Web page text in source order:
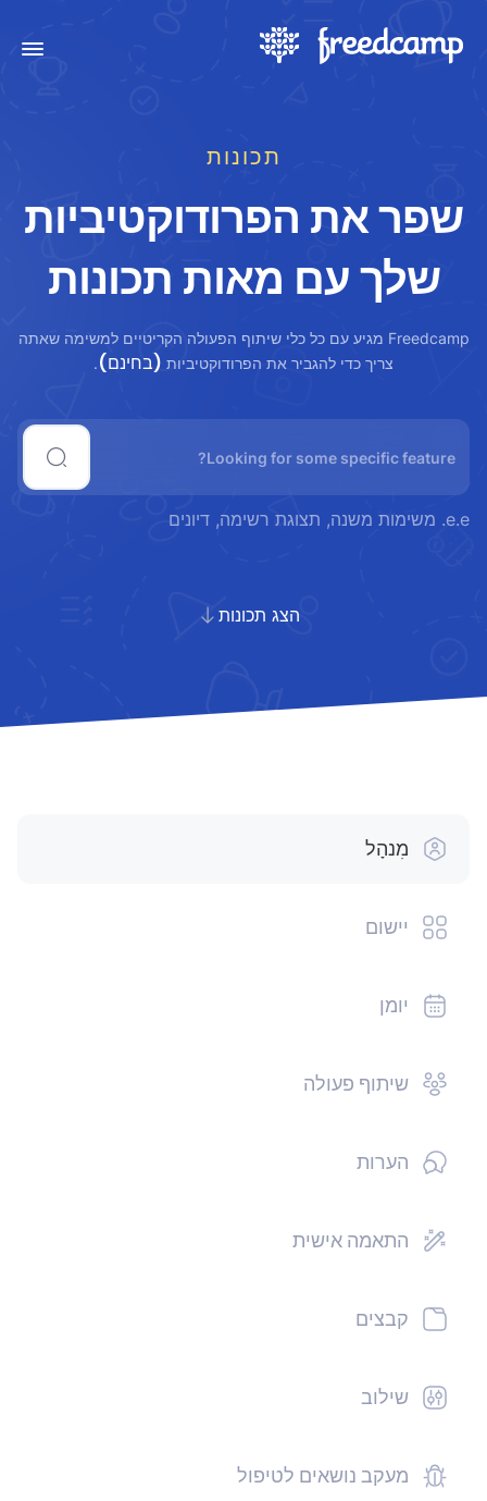
תכונות
שפר את הפרודוקטיביות
שלך עם מאות תכונות
Freedcamp מגיע עם כל כלי שיתוף הפעולה הקריטיים למשימה שאתה
צריך כדי להגביר את הפרודוקטיביות (בחינם).
e.e. משימות משנה, תצוגת רשימה, דיונים
הצג תכונות
מִנהָל
יישום
יומן
שיתוף פעולה
הערות
התאמה אישית
קבצים
שילוב
מעקב נושאים לטיפול